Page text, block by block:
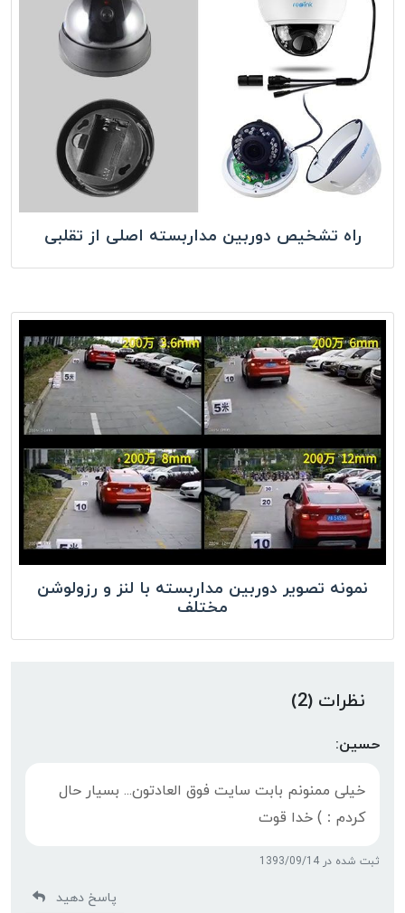
راه تشخیص دوربین مداربسته اصلی از تقلبی
نمونه تصویر دوربین مداربسته با لنز و رزولوشن
مختلف
نظرات (2)
حسین:
خیلی ممنونم بابت سایت فوق العادتون... بسیار حال
کردم：) خدا قوت
ثبت شده در 1393/09/14
پاسخ دهید